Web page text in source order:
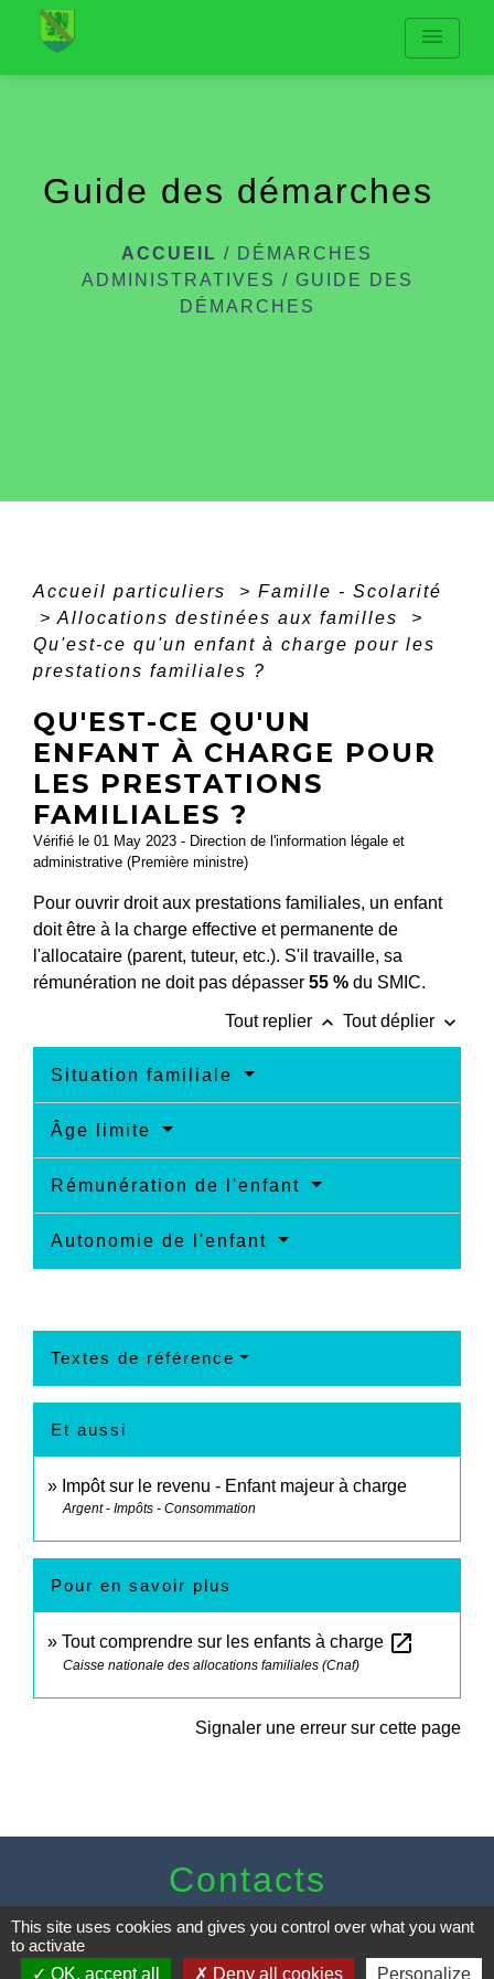
menu
Guide des démarches
ACCUEIL / DÉMARCHES
ADMINISTRATIVES / GUIDE DES
DÉMARCHES
Accueil particuliers > Famille - Scolarité
> Allocations destinées aux familles
>
Qu'est-ce qu'un enfant à charge pour les
prestations familiales ?
QU'EST-CE QU'UN
ENFANT À CHARGE POUR
LES PRESTATIONS
FAMILIALES ?
Vérifié le 01 May 2023 - Direction de l'information légale et
administrative (Première ministre)
Pour ouvrir droit aux prestations familiales, un enfant
doit être à la charge effective et permanente de
l'allocataire (parent, tuteur, etc.). S'il travaille, sa
rémunération ne doit pas dépasser 55 % du SMIC.
Tout replier keyboard_arrow_up Tout déplier keyboard_arrow_down
Situation familiale
Âge limite
Rémunération de l'enfant
Autonomie de l'enfant
Textes de référence
Et aussi
Impôt sur le revenu - Enfant majeur à charge
Argent - Impôts - Consommation
Pour en savoir plus
Tout comprendre sur les enfants à charge open_in_new
Caisse nationale des allocations familiales (Cnaf)
Signaler une erreur sur cette page
Contacts
Commune de Sturzelbronn
57230 Sturzelbronn - FRANCE
This site uses cookies and gives you control over what you want
to activate
OK, accept all
Deny all cookies Personalize